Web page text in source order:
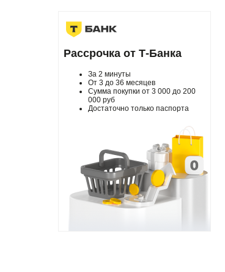
Рассрочка от Т-Банка
За 2 минуты
От 3 до 36 месяцев
Сумма покупки от 3 000 до 200
000 руб
Достаточно только паспорта